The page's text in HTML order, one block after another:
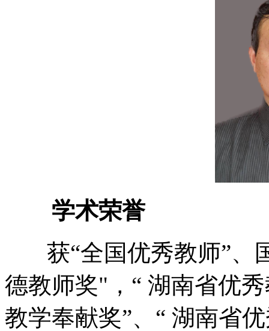
学术荣誉
获“全国优秀教师”、
德教师奖"，“ 湖南省优
教学奉献奖”、“ 湖南省